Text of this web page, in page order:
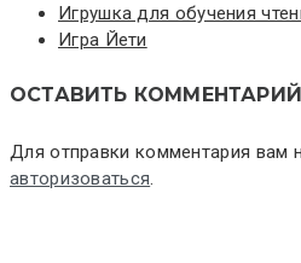
Игрушка для обучения
Игра Йети
ОСТАВИТЬ КОММЕНТАРИЙ
Для отправки комментария вам
авторизоваться.